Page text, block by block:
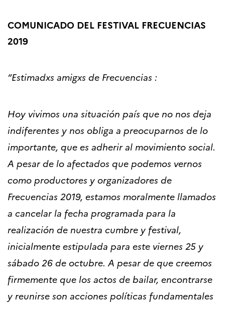
COMUNICADO DEL FESTIVAL FRECUENCIAS
2019
“Estimadxs amigxs de Frecuencias :
Hoy vivimos una situación país que no nos deja
indiferentes y nos obliga a preocuparnos de lo
importante, que es adherir al movimiento social.
A pesar de lo afectados que podemos vernos
como productores y organizadores de
Frecuencias 2019, estamos moralmente llamados
a cancelar la fecha programada para la
realización de nuestra cumbre y festival,
inicialmente estipulada para este viernes 25 y
sábado 26 de octubre. A pesar de que creemos
firmemente que los actos de bailar, encontrarse
y reunirse son acciones políticas fundamentales